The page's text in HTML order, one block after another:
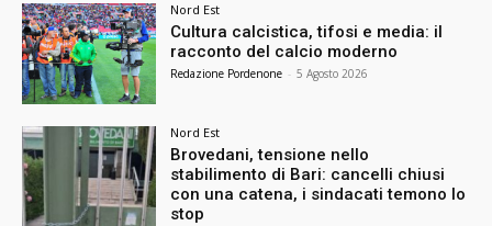
Nord Est
Cultura calcistica, tifosi e media: il
racconto del calcio moderno
Redazione Pordenone - 5 Agosto 2026
Nord Est
Brovedani, tensione nello
stabilimento di Bari: cancelli chiusi
con una catena, i sindacati temono lo
stop